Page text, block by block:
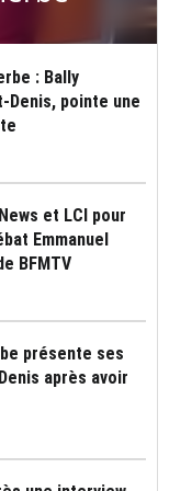
: Bally
Denis, pointe une
et LCI pour
Emmanuel
BFMTV
présente ses
après avoir